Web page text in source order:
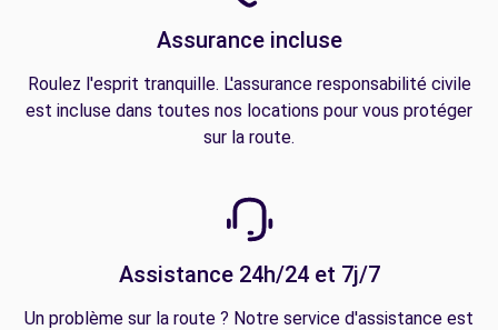
Assurance incluse
Roulez l'esprit tranquille. L'assurance responsabilité civile
est incluse dans toutes nos locations pour vous protéger
sur la route.
Assistance 24h/24 et 7j/7
Un problème sur la route ? Notre service d'assistance est